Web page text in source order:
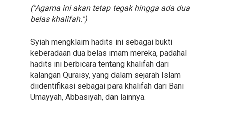
("Agama ini akan tetap tegak hingga ada dua
belas khalifah.")
Syiah mengklaim hadits ini sebagai bukti
keberadaan dua belas imam mereka, padahal
hadits ini berbicara tentang khalifah dari
kalangan Quraisy, yang dalam sejarah Islam
diidentifikasi sebagai para khalifah dari Bani
Umayyah, Abbasiyah, dan lainnya.